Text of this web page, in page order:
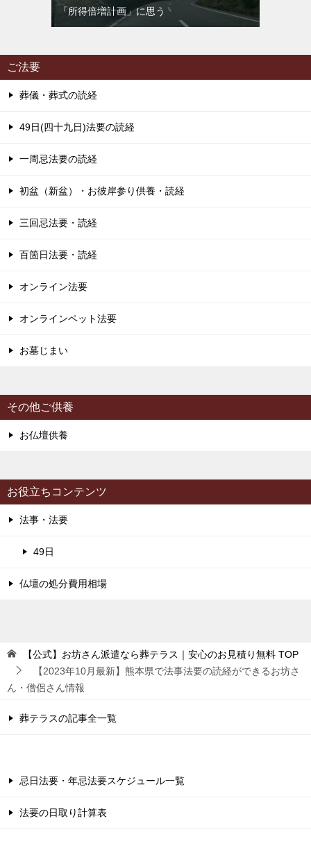
「所得倍増計画」に思う
ご法要
葬儀・葬式の読経
49日(四十九日)法要の読経
一周忌法要の読経
初盆（新盆）・お彼岸参り供養・読経
三回忌法要・読経
百箇日法要・読経
オンライン法要
オンラインペット法要
お墓じまい
その他ご供養
お仏壇供養
お役立ちコンテンツ
法事・法要
49日
仏壇の処分費用相場
【公式】お坊さん派遣なら葬テラス｜安心のお見積り無料 TOP
【2023年10月最新】熊本県で法事法要の読経ができるお坊さ
ん・僧侶さん情報
葬テラスの記事全一覧
忌日法要・年忌法要スケジュール一覧
法要の日取り計算表